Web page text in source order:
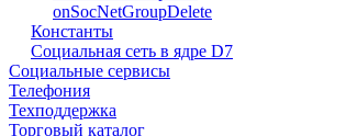
onSocNetGroupDelete
Константы
Социальная сеть в ядре D7
Социальные сервисы
Телефония
Техподдержка
Торговый каталог